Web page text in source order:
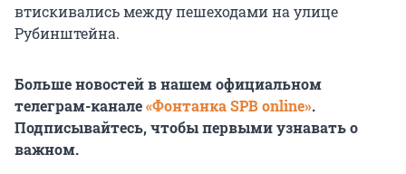
втискивались между пешеходами на улице
Рубинштейна.
Больше новостей в нашем официальном
телеграм-канале«Фонтанка SPB online».
Подписывайтесь, чтобы первыми узнавать о
важном.